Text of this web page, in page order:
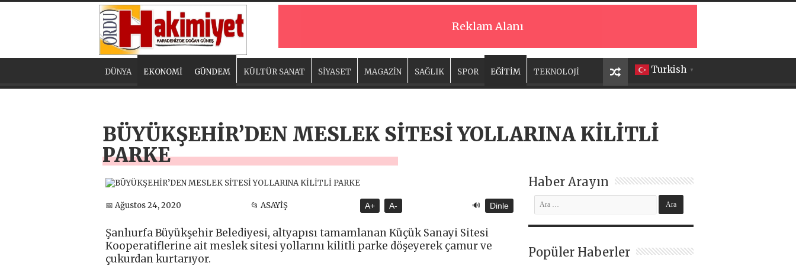
Reklam Alanı
Turkish ▼
DÜNYA EKONOMİ GÜNDEM KÜLTÜR SANAT SİYASET MAGAZİN SAĞLIK SPOR EĞİTİM TEKNOLOJİ
BÜYÜKŞEHİR’DEN MESLEK SİTESİ YOLLARINA KİLİTLİ
PARKE
📅 Ağustos 24, 2020 📂 ASAYİŞ A+ A- 🔊 Dinle
Şanlıurfa Büyükşehir Belediyesi, altyapısı tamamlanan Küçük Sanayi Sitesi
Kooperatiflerine ait meslek sitesi yollarını kilitli parke döşeyerek çamur ve
çukurdan kurtarıyor.
Haber Arayın
Popüler Haberler